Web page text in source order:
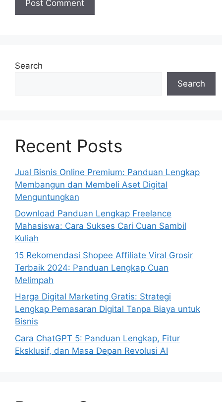
Search
Search
Recent Posts
Jual Bisnis Online Premium: Panduan Lengkap
Membangun dan Membeli Aset Digital
Menguntungkan
Download Panduan Lengkap Freelance
Mahasiswa: Cara Sukses Cari Cuan Sambil
Kuliah
15 Rekomendasi Shopee Affiliate Viral Grosir
Terbaik 2024: Panduan Lengkap Cuan
Melimpah
Harga Digital Marketing Gratis: Strategi
Lengkap Pemasaran Digital Tanpa Biaya untuk
Bisnis
Cara ChatGPT 5: Panduan Lengkap, Fitur
Eksklusif, dan Masa Depan Revolusi AI